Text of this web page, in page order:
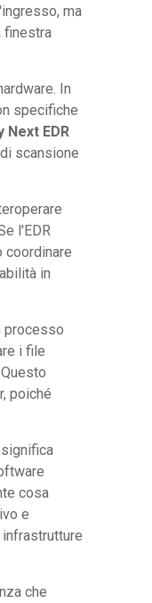
ma
finestra
In
specifiche
Next EDR
scansione
l'EDR
coordinare
in
processo
i file
poiché
cosa
e
che